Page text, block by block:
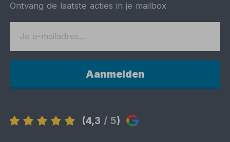
Ontvang de laatste acties in je mailbox
Aanmelden
(4,3 / 5)